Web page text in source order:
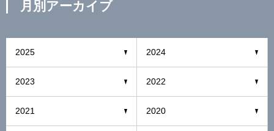
月別アーカイブ
2025 2024
2023 2022
2021 2020